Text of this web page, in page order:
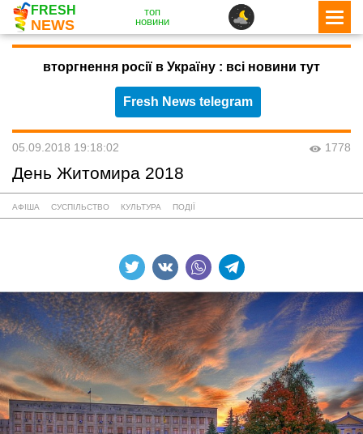
FRESH
NEWS
топ
новини
вторгнення росії в Україну : всі новини тут
Fresh News telegram
05.09.2018 19:18:02 1778
День Житомира 2018
АФІША СУСПІЛЬСТВО КУЛЬТУРА ПОДІЇ